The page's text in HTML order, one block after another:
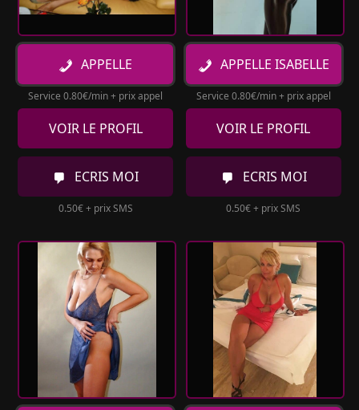
APPELLE
Service 0.80€/min + prix appel
VOIR LE PROFIL
ECRIS MOI
0.50€ + prix SMS
APPELLE ISABELLE
Service 0.80€/min + prix appel
VOIR LE PROFIL
ECRIS MOI
0.50€ + prix SMS